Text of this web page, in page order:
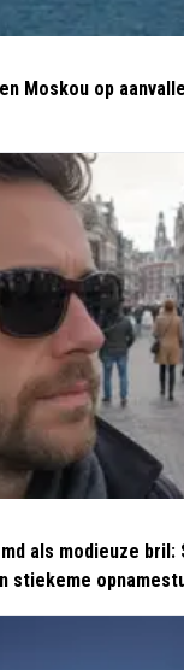
Moskou op
als modieuze
stiekeme